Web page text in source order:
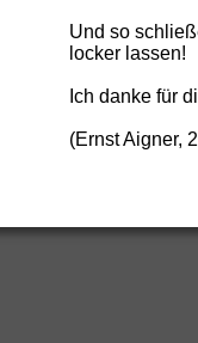
Und so
locker lassen!
Ich danke für
(Ernst Aigner,